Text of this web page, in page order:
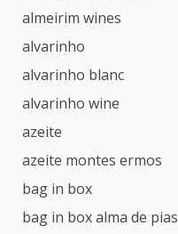
almeirim wines
alvarinho
alvarinho blanc
alvarinho wine
azeite
azeite montes ermos
bag in box
bag in box alma de pias